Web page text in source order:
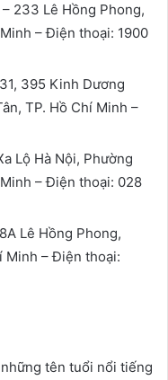
233 Lê Hồng Phong,
– Điện thoại: 1900
395 Kinh Dương
TP. Hồ Chí Minh –
Lộ Hà Nội, Phường
– Điện thoại: 028
Lê Hồng Phong,
Minh – Điện thoại:
tên tuổi nổi tiếng